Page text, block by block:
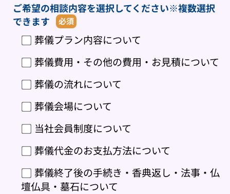
ご希望の相談内容を選択してください※複数選択
できます
必須
葬儀プラン内容について
葬儀費用・その他の費用・お見積について
葬儀の流れについて
葬儀会場について
当社会員制度について
葬儀代金のお支払方法について
葬儀終了後の手続き・香典返し・法事・仏
壇仏具・墓石について